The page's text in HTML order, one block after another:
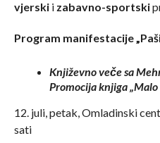
vjerskii zabavno-sportski
Program manifestacije
Književno veče sa
Promocija knjiga „Malo
12. juli, petak, Omladinski
sati